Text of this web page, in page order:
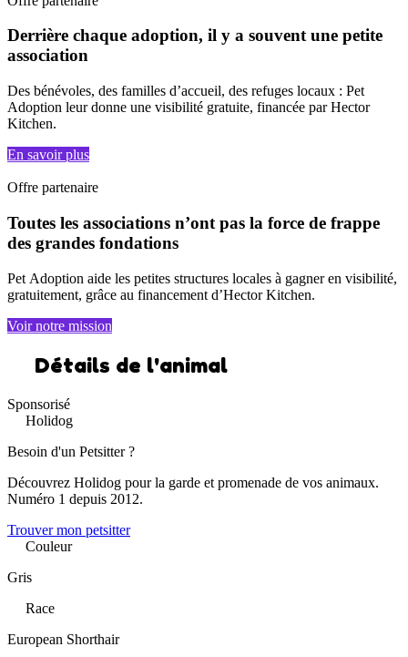
Derrière chaque adoption, il y a souvent une petite
association
Des bénévoles, des familles d’accueil, des refuges locaux : Pet
Adoption leur donne une visibilité gratuite, financée par Hector
Kitchen.
En savoir plus
Offre partenaire
Toutes les associations n’ont pas la force de frappe
des grandes fondations
Pet Adoption aide les petites structures locales à gagner en visibilité,
gratuitement, grâce au financement d’Hector Kitchen.
Voir notre mission
Détails de l'animal
Sponsorisé
Holidog
Besoin d'un Petsitter ?
Découvrez Holidog pour la garde et promenade de vos animaux.
Numéro 1 depuis 2012.
Trouver mon petsitter
Couleur
Gris
Race
European Shorthair